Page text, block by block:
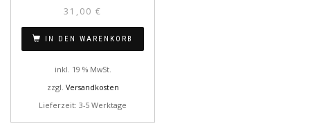
31,00 €
IN DEN WARENKORB
inkl. 19 % MwSt.
zzgl. Versandkosten
Lieferzeit: 3-5 Werktage